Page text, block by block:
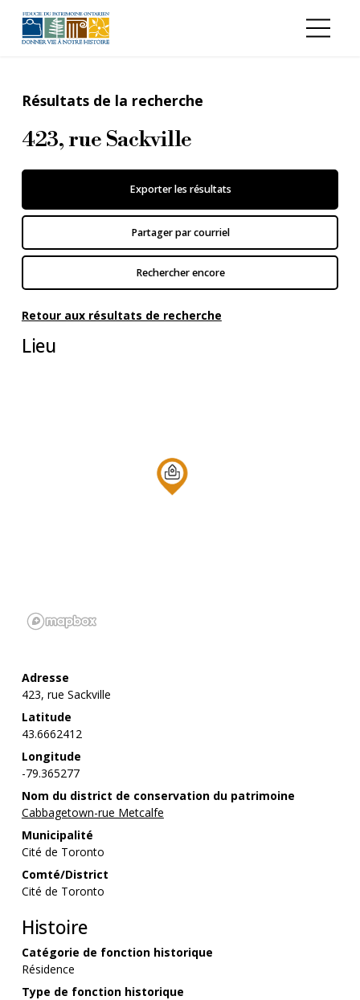
Résultats de la recherche
423, rue Sackville
Exporter les résultats
Partager par courriel
Rechercher encore
Retour aux résultats de recherche
Lieu
Adresse
423, rue Sackville
Latitude
43.6662412
Longitude
-79.365277
Nom du district de conservation du patrimoine
Cabbagetown-rue Metcalfe
Municipalité
Cité de Toronto
Comté/District
Cité de Toronto
Histoire
Catégorie de fonction historique
Résidence
Type de fonction historique